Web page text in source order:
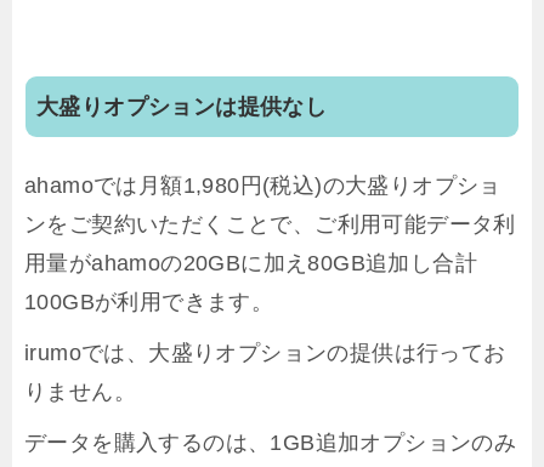
大盛りオプションは提供なし
ahamoでは月額1,980円(税込)の大盛りオプショ
ンをご契約いただくことで、ご利用可能データ利
用量がahamoの20GBに加え80GB追加し合計
100GBが利用できます。
irumoでは、大盛りオプションの提供は行ってお
りません。
データを購入するのは、1GB追加オプションのみ